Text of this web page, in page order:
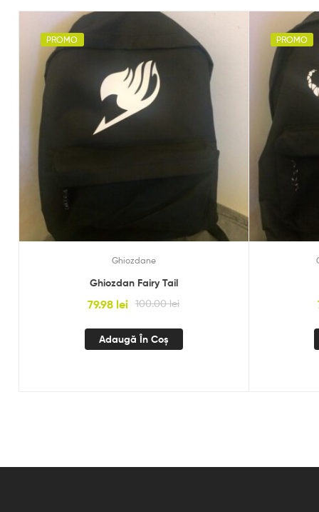
PROMO
Ghiozdane
Ghiozdan Fairy Tail
100.00lei
79.98 lei
Adaugă În Coș
PROMO